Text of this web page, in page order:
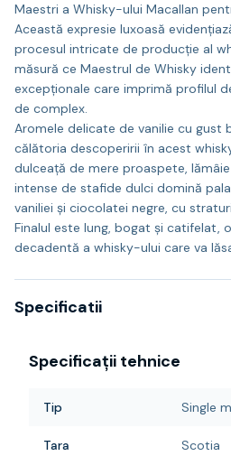
Maestri a Whisky-ului Macallan
Această expresie luxoasă
procesul intricate de producție al
măsură ce Maestrul de Whisky
excepționale care imprimă profilul
de complex.
Aromele delicate de vanilie cu
călătoria descoperirii în acest
dulceață de mere proaspete,
intense de stafide dulci domină
vaniliei și ciocolatei negre, cu
Finalul este lung, bogat și catifelat,
decadentă a whisky-ului care va
Specificatii
Specificații tehnice
Tip Single
Tara Scotia